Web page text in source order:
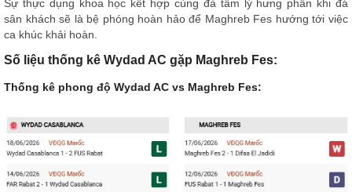
Sự thực dụng khoa học kết hợp cùng đà tâm lý hưng phấn khi đá
sân khách sẽ là bệ phóng hoàn hảo để Maghreb Fes hướng tới việc
ca khúc khải hoàn.
Số liệu thống kê Wydad AC gặp Maghreb Fes:
Thống kê phong độ Wydad AC vs Maghreb Fes: